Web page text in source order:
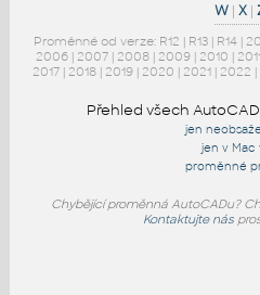
W | X |
Proměnné od verze: R12 | R13 | R14 |
2006 | 2007 | 2008 | 2009 | 2010 |
2017 | 2018 | 2019 | 2020 | 2021 | 2022 |
Přehled všech
jen
jen v Mac
proměnné
Chybějící proměnná AutoCADu?
Kontaktujte nás